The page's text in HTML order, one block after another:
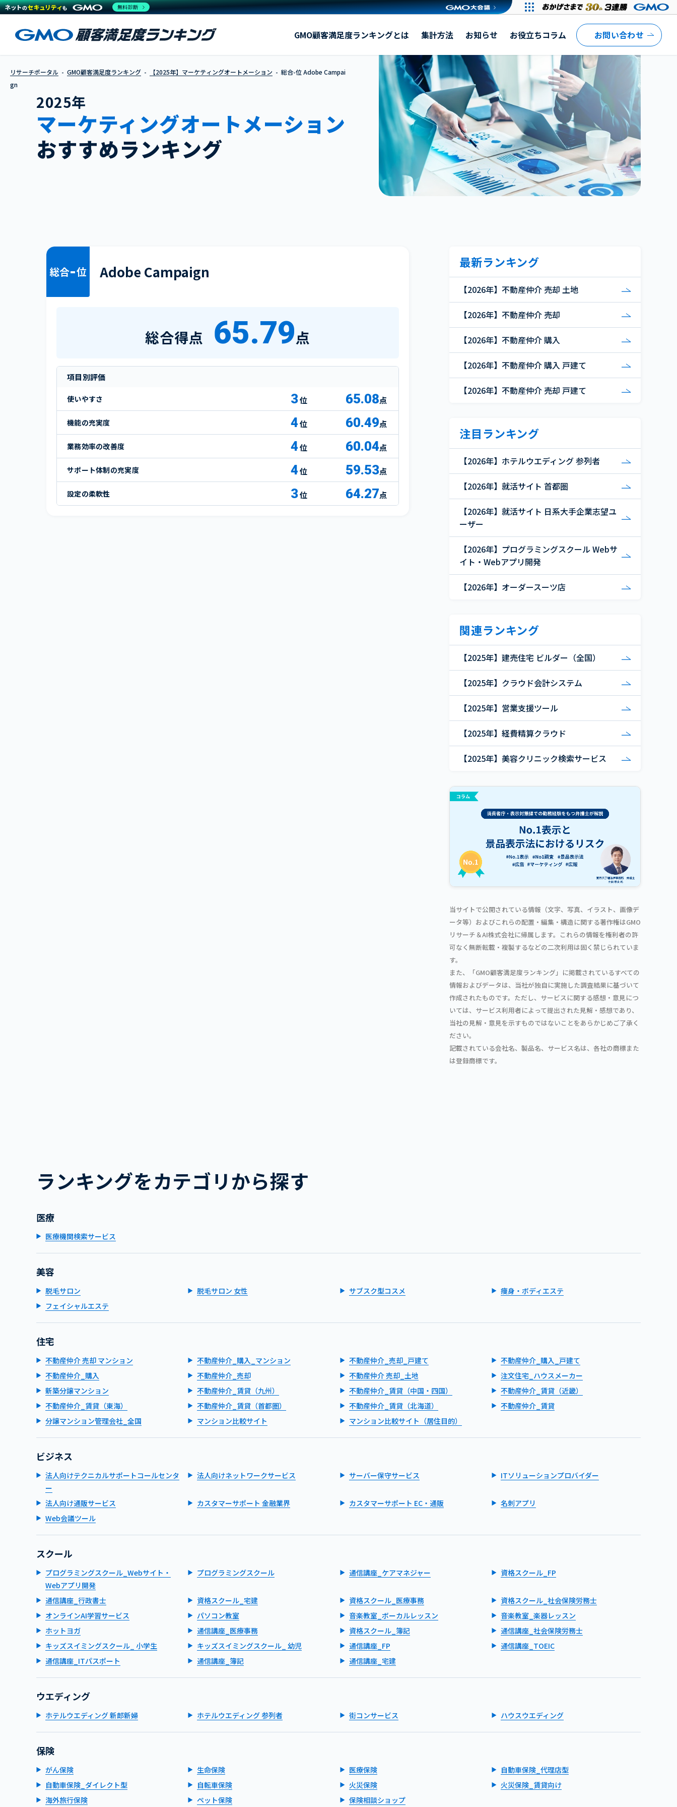
GMO顧客満足度ランキングとは 集計方法 お知らせ お役立ちコラム お問い合わせ
リサーチポータル GMO顧客満足度ランキング 【2025年】マーケティングオートメーション
総合-位 Adobe Campai
gn
2025年
マーケティングオートメーション
おすすめランキング
総合-位 Adobe Campaign
総合得点 65.79点
項目別評価
使いやすさ 3 65.08点
機能の充実度 4 60.49点
業務効率の改善度 4 60.04点
サポート体制の充実度 4 59.53点
設定の柔軟性 3 64.27点
最新ランキング
【2026年】不動産仲介 売却 土地
【2026年】不動産仲介 売却
【2026年】不動産仲介 購入
【2026年】不動産仲介 購入 戸建て
【2026年】不動産仲介 売却 戸建て
注目ランキング
【2026年】ホテルウエディング 参列者
【2026年】就活サイト 首都圏
【2026年】就活サイト 日系大手企業志望ユ
ーザー
【2026年】プログラミングスクール Webサ
イト・Webアプリ開発
【2026年】オーダースーツ店
関連ランキング
【2025年】建売住宅 ビルダー（全国）
【2025年】クラウド会計システム
【2025年】営業支援ツール
【2025年】経費精算クラウド
【2025年】美容クリニック検索サービス
当サイトで公開されている情報（文字、写真、イラスト、画像デ
ータ等）およびこれらの配置・編集・構造に関する著作権はGMO
リサーチ＆AI株式会社に帰属します。これらの情報を権利者の許
可なく無断転載・複製するなどの二次利用は固く禁じられていま
す。
また、「GMO顧客満足度ランキング」に掲載されているすべての
情報およびデータは、当社が独自に実施した調査結果に基づいて
作成されたものです。ただし、サービスに関する感想・意見につ
いては、サービス利用者によって提出された見解・感想であり、
当社の見解・意見を示すものではないことをあらかじめご了承く
ださい。
記載されている会社名、製品名、サービス名は、各社の商標また
は登録商標です。
ランキングをカテゴリから探す
医療
医療機関検索サービス
美容
脱毛サロン 脱毛サロン 女性 サブスク型コスメ
痩身・ボディエステ
フェイシャルエステ
住宅
不動産仲介 売却 マンション 不動産仲介_購入_マンション 不動産仲介_売却_戸建て
不動産仲介_購入_戸建て
不動産仲介_購入
不動産仲介_売却 不動産仲介 売却_土地
注文住宅_ハウスメーカー
新築分譲マンション
不動産仲介_賃貸（九州） 不動産仲介_賃貸（中国・四国）
不動産仲介_賃貸（近畿）
不動産仲介_賃貸（東海）
不動産仲介_賃貸（首都圏） 不動産仲介_賃貸（北海道）
不動産仲介_賃貸
分譲マンション管理会社_全国
マンション比較サイト マンション比較サイト（居住目的）
ビジネス
法人向けテクニカルサポートコールセンタ
ー
法人向けネットワークサービス サーバー保守サービス ITソリューションプロバイダー
法人向け通販サービス カスタマーサポート 金融業界 カスタマーサポート EC・通販
名刺アプリ
Web会議ツール
スクール
プログラミングスクール_Webサイト・
Webアプリ開発
プログラミングスクール 通信講座_ケアマネジャー 資格スクール_FP
通信講座_行政書士 資格スクール_宅建 資格スクール_医療事務
資格スクール_社会保険労務士
オンラインAI学習サービス
パソコン教室 音楽教室_ボーカルレッスン
音楽教室_楽器レッスン
ホットヨガ
通信講座_医療事務 資格スクール_簿記
通信講座_社会保険労務士
キッズスイミングスクール_ 小学生
キッズスイミングスクール_ 幼児 通信講座_FP
通信講座_TOEIC
通信講座_ITパスポート
通信講座_簿記 通信講座_宅建
ウエディング
ホテルウエディング 新郎新婦 ホテルウエディング 参列者 街コンサービス ハウスウエディング
保険
がん保険 生命保険 医療保険
自動車保険_代理店型
自動車保険_ダイレクト型
自転車保険 火災保険
火災保険_賃貸向け
海外旅行保険
ペット保険 保険相談ショップ
無料診断